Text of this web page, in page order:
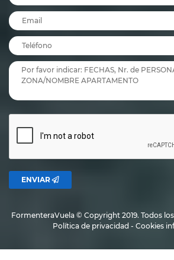
sencillos pero sabrosos con los pies en la arena.
son el Kiosco Bartolo ,
Los que prefieren los que hoy se conocen como “
tienen mucho donde elegir.Flipper,10.7ySouth
de Formentera: son bares/restaurantes donde
más modernos y sofisticados.
Además de lo anterior, no hay que olvidar el
naturaleza: ¡el sol bañándose en el Mediterráneo
Uno de ellos es el
, un lugar legendario
hippie. El bar original se abrió en una furgoneta
turistas y lugareños
posiblemente con vistas al mar y acceso directo
ENVIAR
FormenteraVuela © Copyright 2019. Todos
Política de privacidad - Cookies